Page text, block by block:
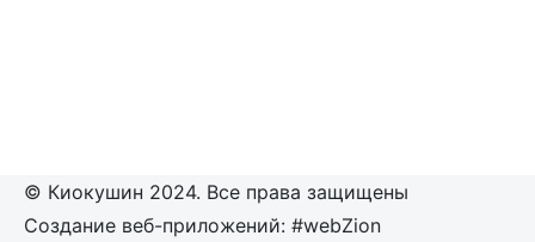
© Киокушин 2024. Все права защищены
Создание веб-приложений: #webZion